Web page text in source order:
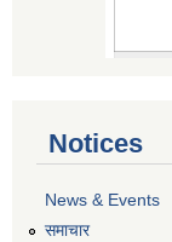
Notices
News & Events
समाचार